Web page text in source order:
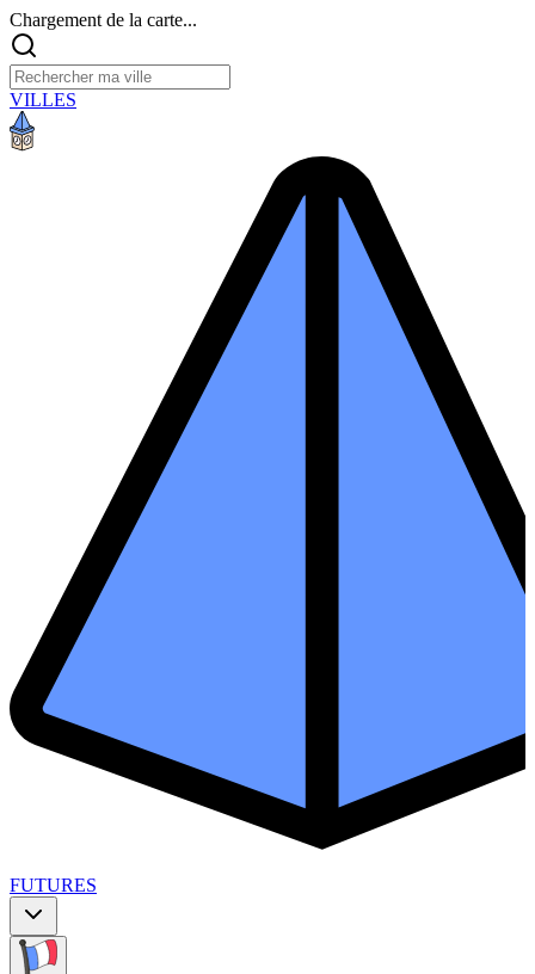
Chargement de la carte...
VILLES
FUTURES